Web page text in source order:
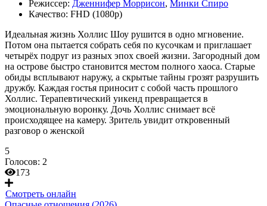
Режиссер: Дженнифер Моррисон, Минки Спиро
Качество: FHD (1080p)
Идеальная жизнь Холлис Шоу рушится в одно мгновение.
Потом она пытается собрать себя по кусочкам и приглашает
четырёх подруг из разных эпох своей жизни. Загородный дом
на острове быстро становится местом полного хаоса. Старые
обиды всплывают наружу, а скрытые тайны грозят разрушить
дружбу. Каждая гостья приносит с собой часть прошлого
Холлис. Терапевтический уикенд превращается в
эмоциональную воронку. Дочь Холлис снимает всё
происходящее на камеру. Зритель увидит откровенный
разговор о женской
5
Голосов: 2
173
Смотреть онлайн